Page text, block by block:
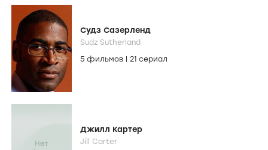
Судз Сазерленд
Sudz Sutherland
5 фильмов
21 сериал
Джилл Картер
Jill Carter